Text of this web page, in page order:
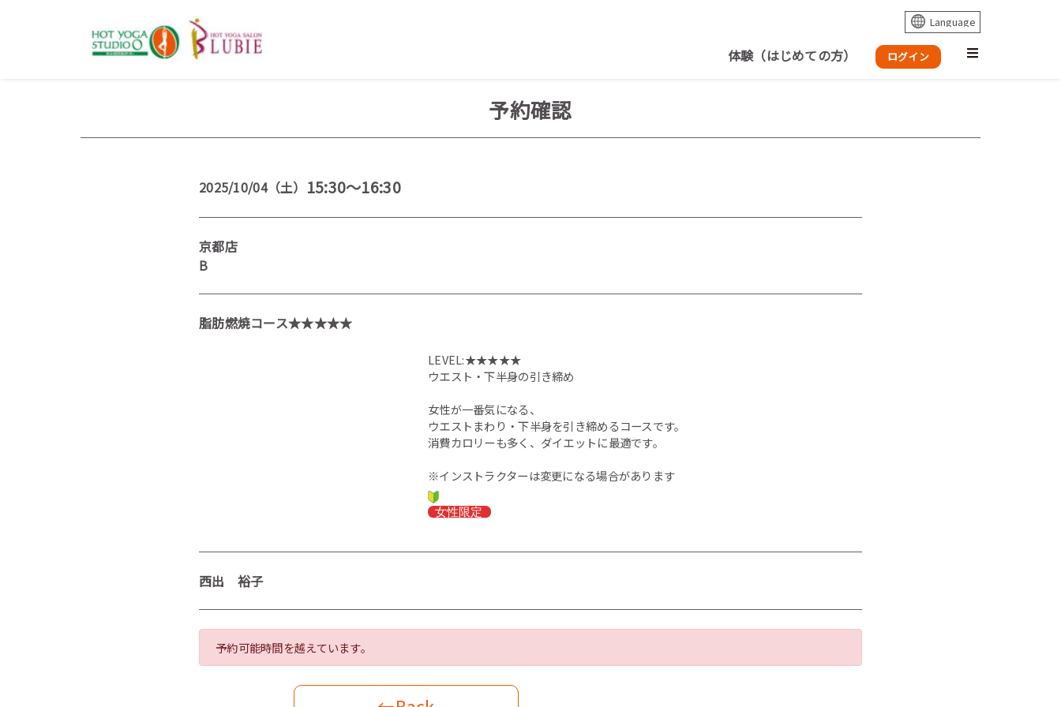
体験（はじめての方） ログイン
予約確認
2025/10/04（土） 15:30～16:30
京都店
B
脂肪燃焼コース★★★★★
LEVEL:★★★★★
ウエスト・下半身の引き締め
女性が一番気になる、
ウエストまわり・下半身を引き締めるコースです。
消費カロリーも多く、ダイエットに最適です。
※インストラクターは変更になる場合があります
西出 裕子
予約可能時間を越えています。